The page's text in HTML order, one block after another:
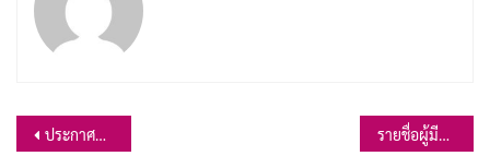
แนะแนว
ประกาศผู้ชนะการเสนอราคาจ้างวางท่อระบายน้ำ คสล.เริ่มจากบริเวณศาลากลางบ้าน-สามแยกบ้านนางเฉลียง คุ้มจันทร์ บ้านเขาบ้านหว้า หมู่ที่ 4 ต.เขาสมอคอน โดยวิธีเฉพาะเจาะจง รายชื่อผู้มีสิทธิเข้ารับการคัดเลือก ตำแหน่ง นักกายภาพบำบัด ระดับปฏิบัติการ กำหนด วัน เวลา สถานที่ดำเนินการคัดเลือก และระเบียบเกี่ยวกับการเข้ารับการคัดเลือก